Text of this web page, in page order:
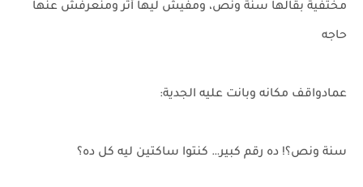
مختفية بقالها سنة ونص، ومفيش ليها أثر ومنعرفش عنها
حاجه
عمادواقف مكانه وبانت عليه الجدية:
سنة ونص؟! ده رقم كبير… كنتوا ساكتين ليه كل ده؟